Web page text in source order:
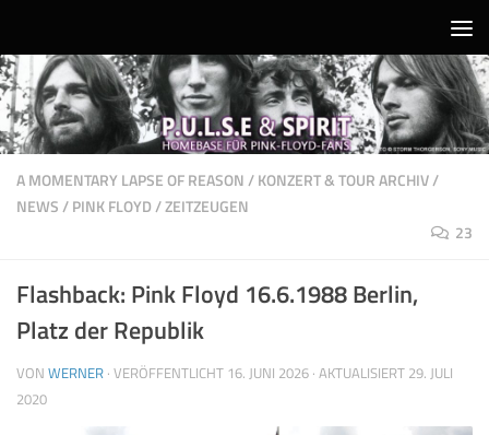
A MOMENTARY LAPSE OF REASON/KONZERT & TOUR ARCHIV/
NEWS/PINK FLOYD/ZEITZEUGEN
23
Flashback: Pink Floyd 16.6.1988 Berlin,
Platz der Republik
VON WERNER · VERÖFFENTLICHT 16. JUNI 2026 · AKTUALISIERT 29. JULI
2020